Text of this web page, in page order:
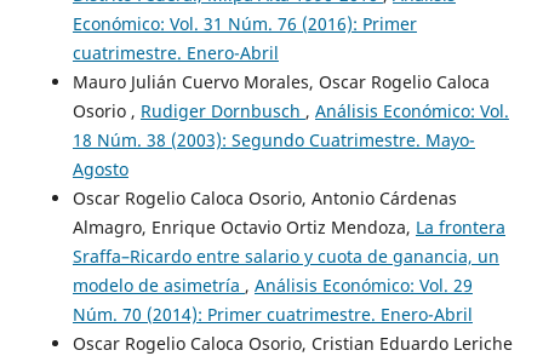
Económico: Vol. 31 Núm. 76 (2016): Primer
cuatrimestre. Enero-Abril
Mauro Julián Cuervo Morales, Oscar Rogelio Caloca
Osorio , Rudiger Dornbusch , Análisis Económico: Vol.
18 Núm. 38 (2003): Segundo Cuatrimestre. Mayo-
Agosto
Oscar Rogelio Caloca Osorio, Antonio Cárdenas
Almagro, Enrique Octavio Ortiz Mendoza, La frontera
Sraffa–Ricardo entre salario y cuota de ganancia, un
modelo de asimetría , Análisis Económico: Vol. 29
Núm. 70 (2014): Primer cuatrimestre. Enero-Abril
Oscar Rogelio Caloca Osorio, Cristian Eduardo Leriche